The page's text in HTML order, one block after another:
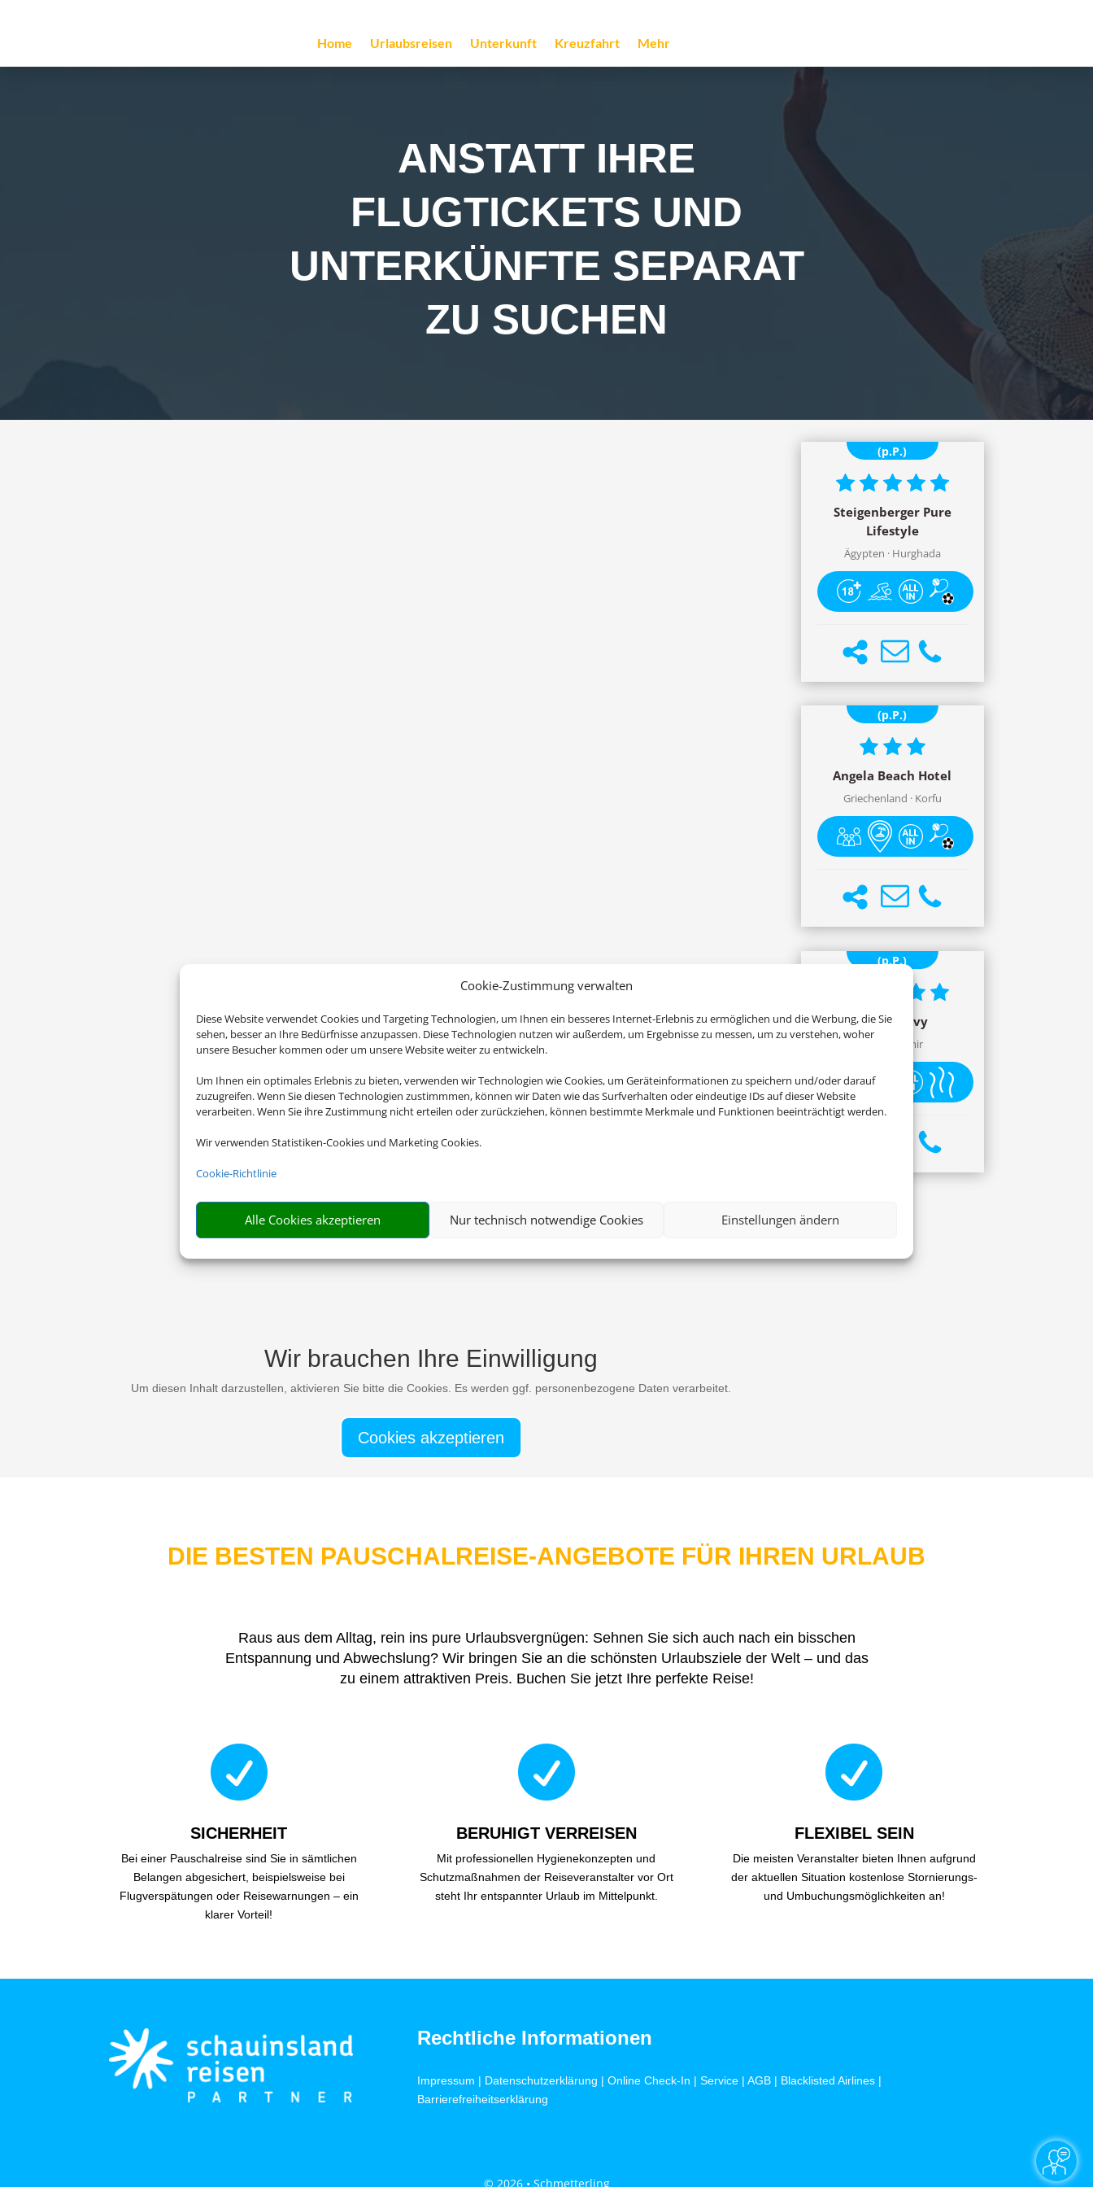
Cookie-Zustimmung verwalten
Diese Website verwendet Cookies und Targeting Technologien, um Ihnen ein besseres Internet-Erlebnis zu ermöglichen und die Werbung, die Sie
sehen, besser an Ihre Bedürfnisse anzupassen. Diese Technologien nutzen wir außerdem, um Ergebnisse zu messen, um zu verstehen, woher
unsere Besucher kommen oder um unsere Website weiter zu entwickeln.
Um Ihnen ein optimales Erlebnis zu bieten, verwenden wir Technologien wie Cookies, um Geräteinformationen zu speichern und/oder darauf
zuzugreifen. Wenn Sie diesen Technologien zustimmmen, können wir Daten wie das Surfverhalten oder eindeutige IDs auf dieser Website
verarbeiten. Wenn Sie ihre Zustimmung nicht erteilen oder zurückziehen, können bestimmte Merkmale und Funktionen beeinträchtigt werden.
Wir verwenden Statistiken-Cookies und Marketing Cookies.
Cookie-Richtlinie
Alle Cookies akzeptieren Nur technisch notwendige Cookies Einstellungen ändern
Home Urlaubsreisen Unterkunft Kreuzfahrt Mehr
ANSTATT IHRE
FLUGTICKETS UND
UNTERKÜNFTE SEPARAT
ZU SUCHEN
Wir brauchen Ihre Einwilligung
Um diesen Inhalt darzustellen, aktivieren Sie bitte die Cookies. Es werden ggf. personenbezogene Daten verarbeitet.
Cookies akzeptieren
(p.P.)
Steigenberger Pure
Lifestyle
Ägypten · Hurghada
(p.P.)
Angela Beach Hotel
Griechenland · Korfu
(p.P.)
Club Marvy
Türkei · Izmir
DIE BESTEN PAUSCHALREISE-ANGEBOTE FÜR IHREN URLAUB
Raus aus dem Alltag, rein ins pure Urlaubsvergnügen: Sehnen Sie sich auch nach ein bisschen
Entspannung und Abwechslung? Wir bringen Sie an die schönsten Urlaubsziele der Welt – und das
zu einem attraktiven Preis. Buchen Sie jetzt Ihre perfekte Reise!

SICHERHEIT
Bei einer Pauschalreise sind Sie in sämtlichen
Belangen abgesichert, beispielsweise bei
Flugverspätungen oder Reisewarnungen – ein
klarer Vorteil!

BERUHIGT VERREISEN
Mit professionellen Hygienekonzepten und
Schutzmaßnahmen der Reiseveranstalter vor Ort
steht Ihr entspannter Urlaub im Mittelpunkt.

FLEXIBEL SEIN
Die meisten Veranstalter bieten Ihnen aufgrund
der aktuellen Situation kostenlose Stornierungs-
und Umbuchungsmöglichkeiten an!
Rechtliche Informationen
Impressum | Datenschutzerklärung | Online Check-In | Service| AGB| Blacklisted Airlines|
Barrierefreiheitserklärung
© 2026 • Schmetterling